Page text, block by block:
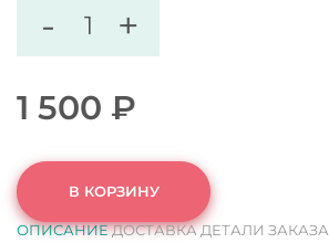
- +
1 500 ₽
В КОРЗИНУ
ОПИСАНИЕДОСТАВКАДЕТАЛИ ЗАКАЗА